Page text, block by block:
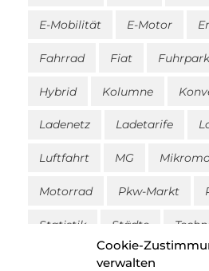
Cookie-
verwalten
E-Mobilität E-Motor
Fahrrad Fiat Fuhrpark
Hybrid Kolumne
Ladenetz Ladetarife
Luftfahrt MG
Motorrad Pkw-Markt
Statistik Städte
Travel Trucks